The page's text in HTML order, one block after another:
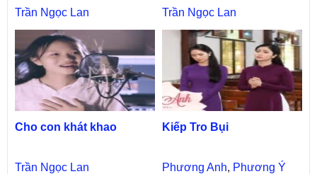
Trần Ngọc Lan Trần Ngọc Lan
Cho con khát khao
Trần Ngọc Lan
Kiếp Tro Bụi
Phương Anh, Phương Ý